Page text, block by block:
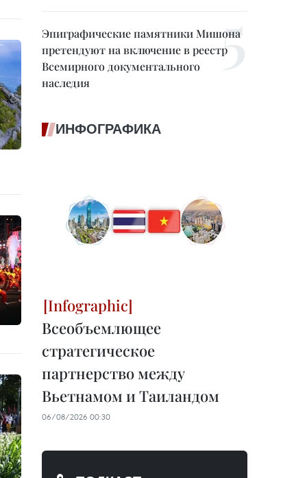
Эпиграфические памятники Мишона
претендуют на включение в реестр
Всемирного документального
наследия
ИНФОГРАФИКА
Всеобъемлющее
стратегическое
партнерство между
Вьетнамом и Таиландом
06/08/2026 00:30